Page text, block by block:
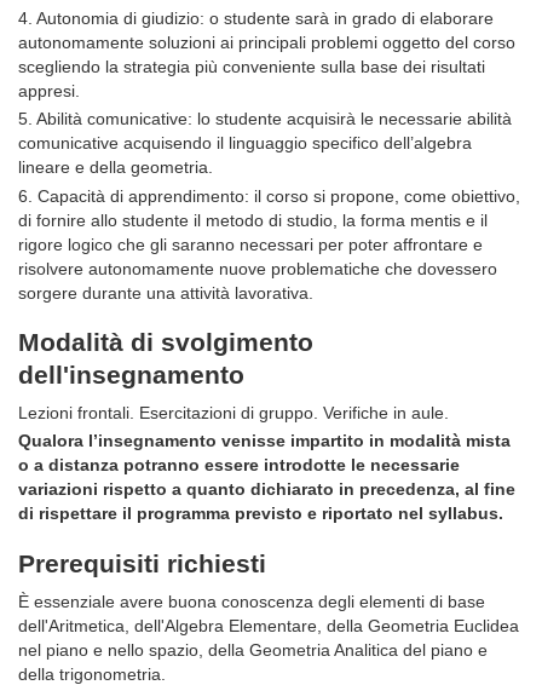
4. Autonomia di giudizio: o studente sarà in grado di elaborare
autonomamente soluzioni ai principali problemi oggetto del corso
scegliendo la strategia più conveniente sulla base dei risultati
appresi.
5. Abilità comunicative: lo studente acquisirà le necessarie abilità
comunicative acquisendo il linguaggio specifico dell’algebra
lineare e della geometria.
6. Capacità di apprendimento: il corso si propone, come obiettivo,
di fornire allo studente il metodo di studio, la forma mentis e il
rigore logico che gli saranno necessari per poter affrontare e
risolvere autonomamente nuove problematiche che dovessero
sorgere durante una attività lavorativa.
Modalità di svolgimento
dell'insegnamento
Lezioni frontali. Esercitazioni di gruppo. Verifiche in aule.
Qualora l’insegnamento venisse impartito in modalità mista
o a distanza potranno essere introdotte le necessarie
variazioni rispetto a quanto dichiarato in precedenza, al fine
di rispettare il programma previsto e riportato nel syllabus.
Prerequisiti richiesti
È essenziale avere buona conoscenza degli elementi di base
dell'Aritmetica, dell'Algebra Elementare, della Geometria Euclidea
nel piano e nello spazio, della Geometria Analitica del piano e
della trigonometria.